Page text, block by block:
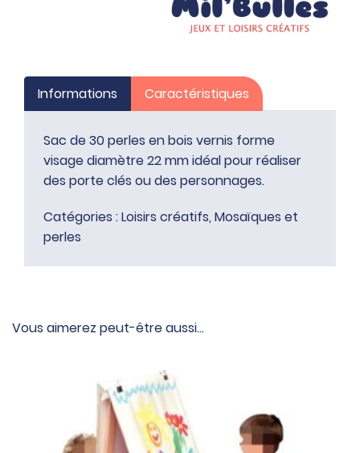
pour
réaliser
porte
clés
personnages
Informations Caractéristiques
Sac de 30 perles en bois vernis forme
visage diamètre 22 mm idéal pour réaliser
des porte clés ou des personnages.
Catégories :Loisirs créatifs, Mosaïques et
perles
Vous aimerez peut-être aussi…